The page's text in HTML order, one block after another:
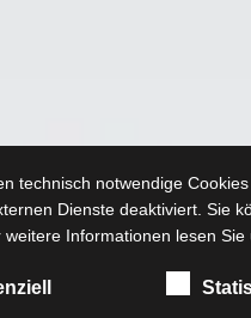
technisch notwendige
Dienste deaktiviert. Sie
weitere Informationen lesen